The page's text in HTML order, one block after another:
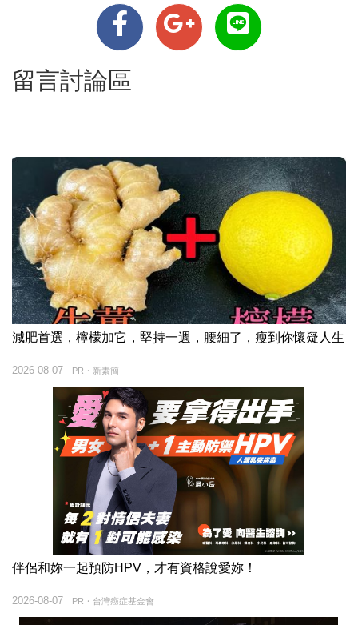
留言討論區
減肥首選，檸檬加它，堅持一週，腰細了，瘦到你懷疑人生
PR・新素簡
2026-08-07
伴侶和妳一起預防HPV，才有資格說愛妳！
PR・台灣癌症基金會
2026-08-07